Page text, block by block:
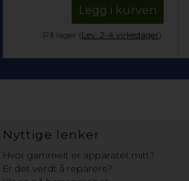
Legg i kurven
På lager (Lev. 2-4 virkedager).
Nyttige lenker
Hvor gammelt er apparatet mitt?
Er det verdt å reparere?